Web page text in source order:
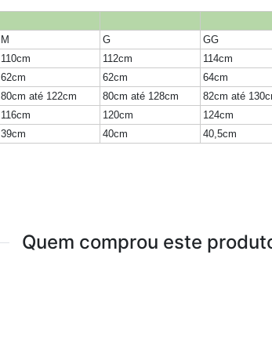
M G
GG
110cm 112cm
114cm
62cm 62cm
64cm
80cm até 122cm 80cm até 128cm
82cm até
116cm 120cm
124cm
39cm 40cm 40,5cm
Quem comprou este